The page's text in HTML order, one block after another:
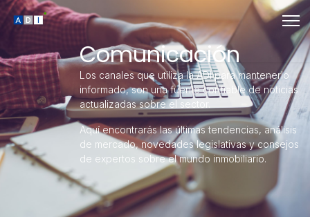
Comunicación
Los canales que utiliza la ADI para mantenerlo
informado, son una fuente confiable de noticias
actualizadas sobre el sector.
Aquí encontrarás las últimas tendencias, análisis
de mercado, novedades legislativas y consejos
de expertos sobre el mundo inmobiliario.